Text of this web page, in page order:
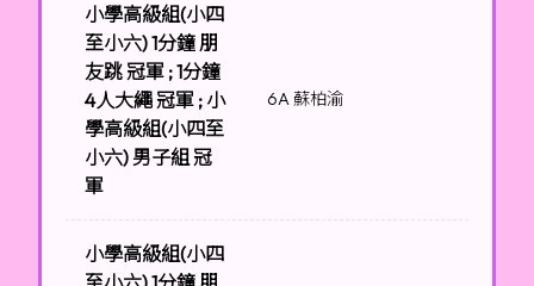
小學高級組(小四
至小六) 1分鐘 朋
友跳 冠軍 ; 1分鐘
4人大繩 冠軍 ; 小
學高級組(小四至
小六) 男子組 冠
軍
6A 蘇柏渝
小學高級組(小四